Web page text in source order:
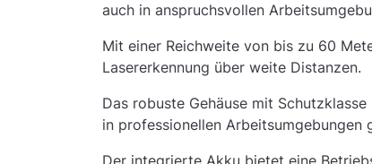
auch in anspruchsvollen
Mit einer Reichweite von bis zu 60
Lasererkennung über weite Distanzen.
Das robuste Gehäuse mit
in professionellen Arbeitsumgebungen
Der integrierte Akku bietet eine